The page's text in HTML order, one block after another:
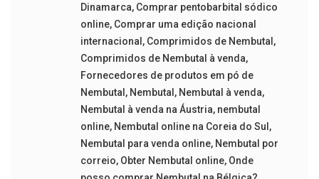
Dinamarca, Comprar pentobarbital sódico
online, Comprar uma edição nacional
internacional , Comprimidos de Nembutal ,
Comprimidos de Nembutal à venda,
Fornecedores de produtos em pó de
Nembutal , Nembutal , Nembutal à venda,
Nembutal à venda na Áustria, nembutal
online, Nembutal online na Coreia do Sul ,
Nembutal para venda online, Nembutal por
correio, Obter Nembutal online, Onde